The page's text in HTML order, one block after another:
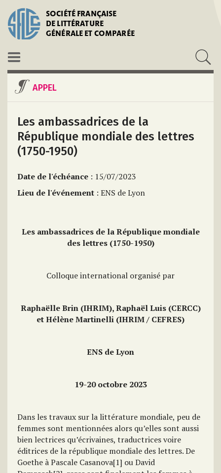
SOCIÉTÉ FRANÇAISE
DE LITTÉRATURE
GÉNÉRALE ET COMPARÉE
APPEL
Les ambassadrices de la
République mondiale des lettres
(1750-1950)
Date de l'échéance : 15/07/2023
Lieu de l'événement : ENS de Lyon
Les ambassadrices de la République mondiale
des lettres (1750-1950)
Colloque international organisé par
Raphaëlle Brin (IHRIM), Raphaël Luis (CERCC)
et Hélène Martinelli (IHRIM / CEFRES)
ENS de Lyon
19-20 octobre 2023
Dans les travaux sur la littérature mondiale, peu de
femmes sont mentionnées alors qu’elles sont aussi
bien lectrices qu’écrivaines, traductrices voire
éditrices de la république mondiale des lettres. De
Goethe à Pascale Casanova[1] ou David